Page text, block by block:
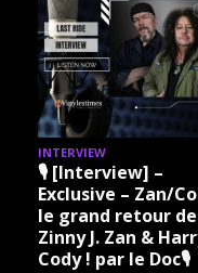
INTERVIEW
🎙 [Interview] –
Exclusive – Zan/
le grand retour de
Zinny J. Zan &
Cody ! par le Doc🎙